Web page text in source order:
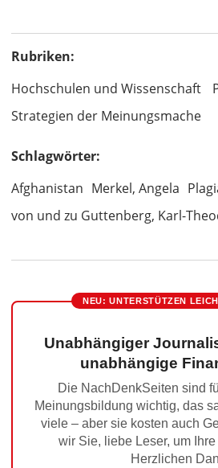
Rubriken:
Hochschulen und Wissenschaft
Strategien der Meinungsmache
Schlagwörter:
Afghanistan Merkel, Angela
von und zu Guttenberg, Karl-
NEU: UNTERSTÜTZEN
Unabhängiger
unabhängige
Die NachDenkSeiten sind
Meinungsbildung wichtig, das
viele – aber sie kosten auch
wir Sie, liebe Leser, um
Herzlichen